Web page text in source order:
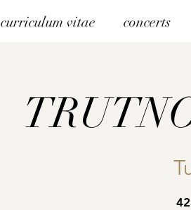
curriculum vitae concerts